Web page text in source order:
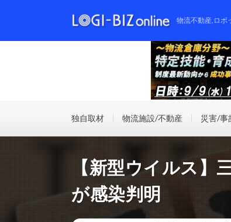
物流不動産,ロボ
独自取材 物流施設/不動産 災害/事
【新型ウイルス】
が感染判明